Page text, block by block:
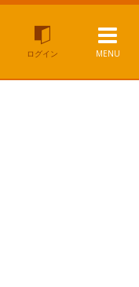
ログイン MENU